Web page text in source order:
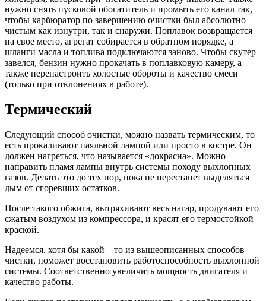
нужно снять пусковой обогатитель и промыть его канал так,
чтобы карбюратор по завершению очистки был абсолютно
чистым как изнутри, так и снаружи. Поплавок возвращается
на свое место, агрегат собирается в обратном порядке, а
шланги масла и топлива подключаются заново. Чтобы скутер
завелся, бензин нужно прокачать в поплавковую камеру, а
также перенастроить холостые обороты и качество смеси
(только при отклонениях в работе).
Термический
Следующий способ очистки, можно назвать термическим, то
есть прокаливают паяльной лампой или просто в костре. Он
должен нагреться, что называется «докрасна». Можно
направить пламя лампы внутрь системы походу выхлопных
газов. Делать это до тех пор, пока не перестанет выделяться
дым от сгоревших остатков.
После такого обжига, вытряхивают весь нагар, продувают его
сжатым воздухом из компрессора, и красят его термостойкой
краской.
Надеемся, хотя бы какой – то из вышеописанных способов
чистки, поможет восстановить работоспособность выхлопной
системы. Соответственно увеличить мощность двигателя и
качество работы.